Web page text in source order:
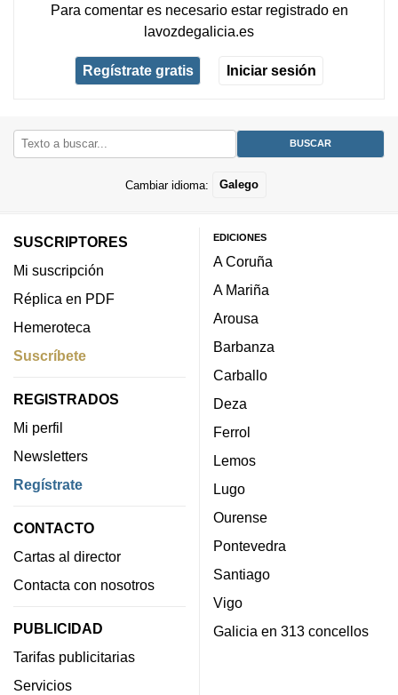
Para comentar es necesario estar registradoen
lavozdegalicia.es
Regístrate gratis Iniciar sesión
Cambiar idioma: Galego
SUSCRIPTORES
Mi suscripción
Réplica en PDF
Hemeroteca
Suscríbete
REGISTRADOS
Mi perfil
Newsletters
Regístrate
CONTACTO
Cartas al director
Contacta con nosotros
PUBLICIDAD
Tarifas publicitarias
Servicios
EDICIONES
A Coruña
A Mariña
Arousa
Barbanza
Carballo
Deza
Ferrol
Lemos
Lugo
Ourense
Pontevedra
Santiago
Vigo
Galicia en 313 concellos